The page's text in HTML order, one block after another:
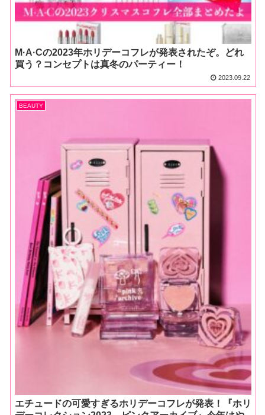
M·A·Cの2023年ホリデーコフレが発表されたぞ。どれ
買う？コンセプトは真冬のパーティー！
2023.09.22
BEAUTY
エチュードの可愛すぎるホリデーコフレが発表！『ホリ